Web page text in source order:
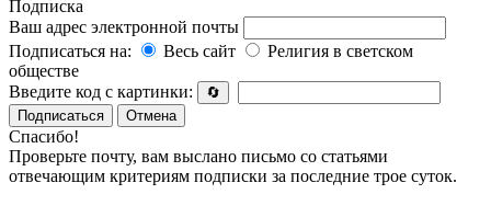
Подписка
Ваш адрес электронной почты
Подписаться на:
Весь сайт
Религия в светском
обществе
Введите код с картинки:
🔄
Подписаться
Отмена
Спасибо!
Проверьте почту, вам выслано письмо со статьями
отвечающим критериям подписки за последние трое суток.